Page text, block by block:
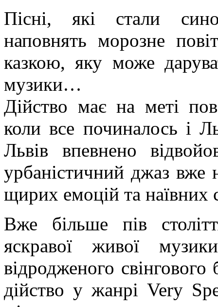
Пісні, які стали
наповнять морозне
казкою, яку може
музики…
Дійство має на меті
коли все починалось і
Львів впевнено
урбаністичний джаз вже
щирих емоцій та наївних
Вже більше пів
яскравої живої
відродженого
дійство у жанрі Very